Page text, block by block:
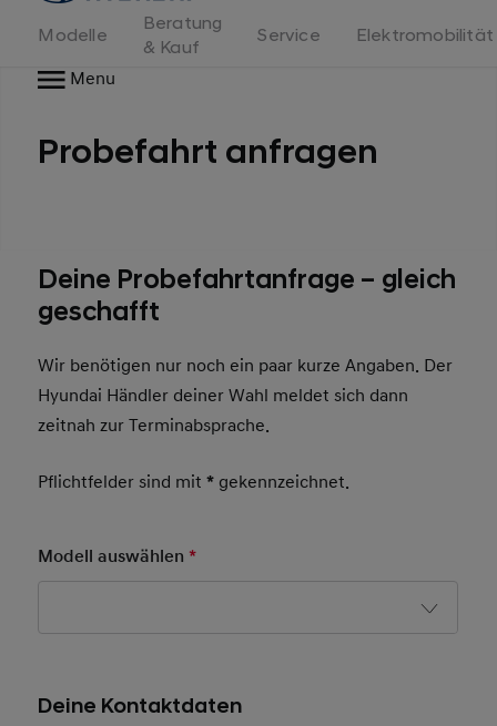
Modelle
Beratung
& Kauf
Service
Elektromobilität
Menu
Probefahrt anfragen
Deine Probefahrtanfrage – gleich
geschafft
Wir benötigen nur noch ein paar kurze Angaben. Der
Hyundai Händler deiner Wahl meldet sich dann
zeitnah zur Terminabsprache.
Pflichtfelder sind mit* gekennzeichnet.
Modell auswählen*
Deine Kontaktdaten